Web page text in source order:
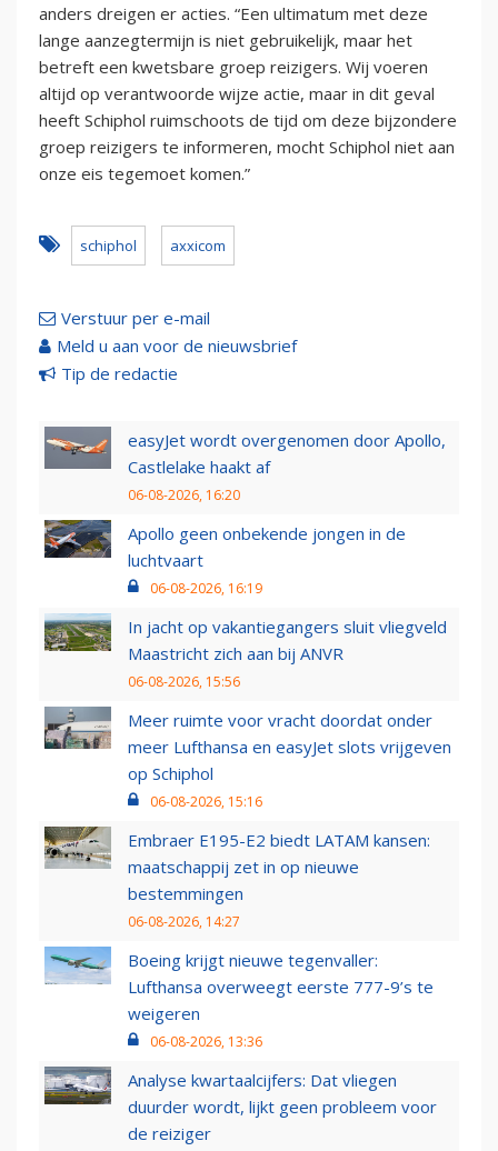
anders dreigen er acties. “Een ultimatum met deze
lange aanzegtermijn is niet gebruikelijk, maar het
betreft een kwetsbare groep reizigers. Wij voeren
altijd op verantwoorde wijze actie, maar in dit geval
heeft Schiphol ruimschoots de tijd om deze bijzondere
groep reizigers te informeren, mocht Schiphol niet aan
onze eis tegemoet komen.”
schiphol axxicom
Verstuur per e-mail
Meld u aan voor de nieuwsbrief
Tip de redactie
easyJet wordt overgenomen door Apollo,
Castlelake haakt af
06-08-2026, 16:20
Apollo geen onbekende jongen in de
luchtvaart
06-08-2026, 16:19
In jacht op vakantiegangers sluit vliegveld
Maastricht zich aan bij ANVR
06-08-2026, 15:56
Meer ruimte voor vracht doordat onder
meer Lufthansa en easyJet slots vrijgeven
op Schiphol
06-08-2026, 15:16
Embraer E195-E2 biedt LATAM kansen:
maatschappij zet in op nieuwe
bestemmingen
06-08-2026, 14:27
Boeing krijgt nieuwe tegenvaller:
Lufthansa overweegt eerste 777-9’s te
weigeren
06-08-2026, 13:36
Analyse kwartaalcijfers: Dat vliegen
duurder wordt, lijkt geen probleem voor
de reiziger